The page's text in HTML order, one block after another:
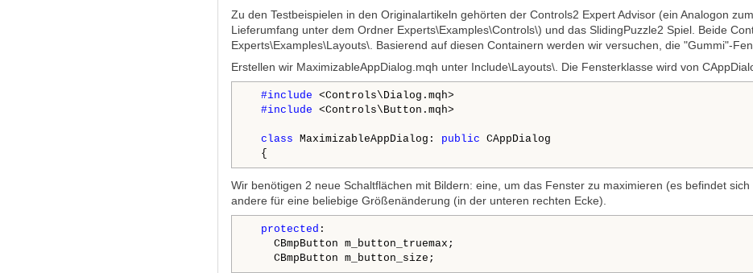
Zu den Testbeispielen in den Originalartikeln gehörten der Controls2 Expert Advisor (ein Analogon
Lieferumfang unter dem Ordner Experts\Examples\Controls\) und das SlidingPuzzle2 Spiel. Beide
Experts\Examples\Layouts\. Basierend auf diesen Containern werden wir versuchen, die "Gummi"-
Erstellen wir MaximizableAppDialog.mqh unter Include\Layouts\. Die Fensterklasse wird von
#include <Controls\Dialog.mqh>
#include <Controls\Button.mqh>
class MaximizableAppDialog: public CAppDialog
  {
Wir benötigen 2 neue Schaltflächen mit Bildern: eine, um das Fenster zu maximieren (es befindet
andere für eine beliebige Größenänderung (in der unteren rechten Ecke).
protected :
    CBmpButton m_button_truemax;
    CBmpButton m_button_size;